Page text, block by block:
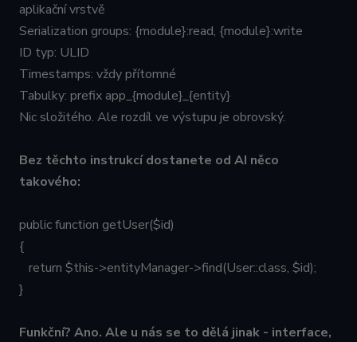
aplikační vrstvě
Serialization groups: {module}:read, {module}:write
ID typ: ULID
Timestamps: vždy přítomné
Tabulky: prefix app_{module}_{entity}
Nic složitého. Ale rozdíl ve výstupu je obrovský.
Bez těchto instrukcí dostanete od AI něco
takového:
public function getUser($id)
{
return $this->entityManager->find(User::class, $id);
}
Funkční? Ano. Ale u nás se to dělá jinak - interface,